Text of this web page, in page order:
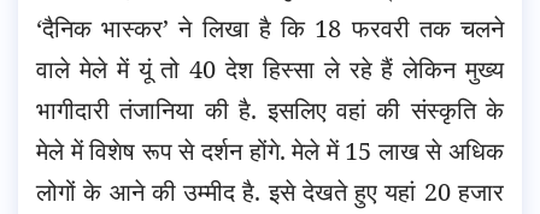
‘दैनिक भास्कर’ ने लिखा है कि 18 फरवरी तक चलने
वाले मेले में यूं तो 40 देश हिस्सा ले रहे हैं लेकिन मुख्य
भागीदारी तंजानिया की है. इसलिए वहां की संस्कृति के
मेले में विशेष रूप से दर्शन होंगे. मेले में 15 लाख से अधिक
लोगों के आने की उम्मीद है. इसे देखते हुए यहां 20 हजार